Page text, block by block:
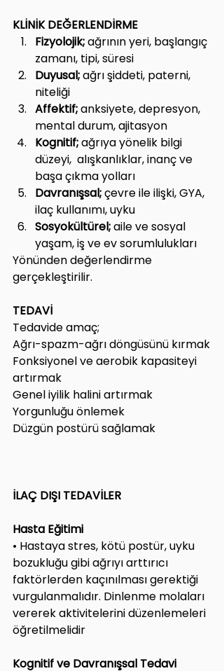
KLİNİK DEĞERLENDİRME
Fizyolojik; ağrının yeri, başlangıç
zamanı, tipi, süresi
Duyusal; ağrı şiddeti, paterni,
niteliği
Affektif; anksiyete, depresyon,
mental durum, ajitasyon
Kognitif; ağrıya yönelik bilgi
düzeyi,  alışkanlıklar, inanç ve
başa çıkma yolları
Davranışsal; çevre ile ilişki, GYA,
ilaç kullanımı, uyku
Sosyokültürel; aile ve sosyal
yaşam, iş ve ev sorumlulukları
Yönünden değerlendirme
gerçekleştirilir.
TEDAVİ
Tedavide amaç;
Ağrı-spazm-ağrı döngüsünü kırmak
Fonksiyonel ve aerobik kapasiteyi
artırmak
Genel iyilik halini artırmak
Yorgunluğu önlemek
Düzgün postürü sağlamak
İLAÇ DIŞI TEDAVİLER
Hasta Eğitimi
• Hastaya stres, kötü postür, uyku
bozukluğu gibi ağrıyı arttırıcı
faktörlerden kaçınılması gerektiği
vurgulanmalıdır. Dinlenme molaları
vererek aktivitelerini düzenlemeleri
öğretilmelidir
Kognitif ve Davranışsal Tedavi